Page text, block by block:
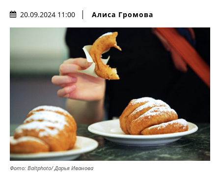
20.09.2024 11:00 Алиса Громова
Фото: Baltphоto/ Дарья Иванова